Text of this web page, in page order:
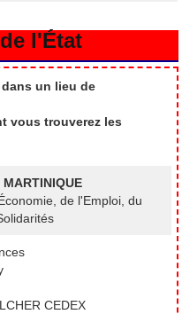
l'État
un lieu de
vous trouverez les
de l'Emploi, du
CEDEX